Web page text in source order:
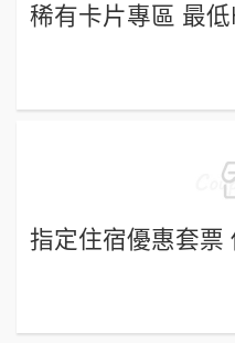
稀有卡片專區 最低
指定住宿優惠套